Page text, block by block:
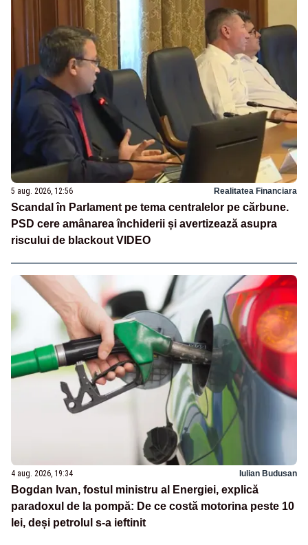
5 aug. 2026, 12:56 Realitatea Financiara
Scandal în Parlament pe tema centralelor pe cărbune.
PSD cere amânarea închiderii și avertizează asupra
riscului de blackout VIDEO
4 aug. 2026, 19:34 Iulian Budusan
Bogdan Ivan, fostul ministru al Energiei, explică
paradoxul de la pompă: De ce costă motorina peste 10
lei, deși petrolul s-a ieftinit